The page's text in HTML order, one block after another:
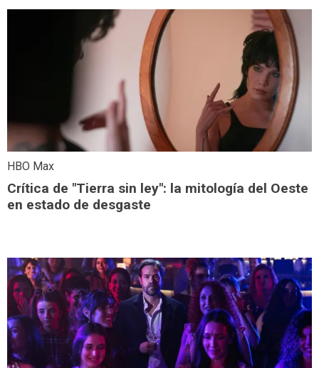
HBO Max
Crítica de "Tierra sin ley": la mitología del Oeste
en estado de desgaste